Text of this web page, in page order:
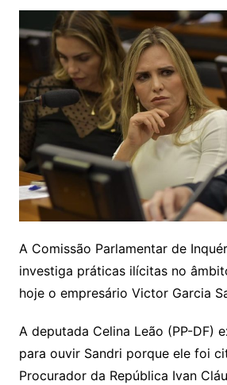
A Comissão Parlamentar de
investiga práticas ilícitas no
hoje o empresário Victor Garcia
A deputada Celina Leão (PP-DF)
para ouvir Sandri porque ele foi
Procurador da República Ivan